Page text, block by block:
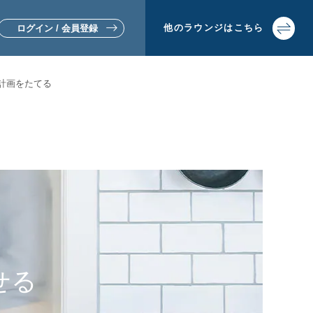
ログイン / 会員登録 他のラウンジは こちら
▼土地活用・賃貸経営をお考えの方
画をたてる
る